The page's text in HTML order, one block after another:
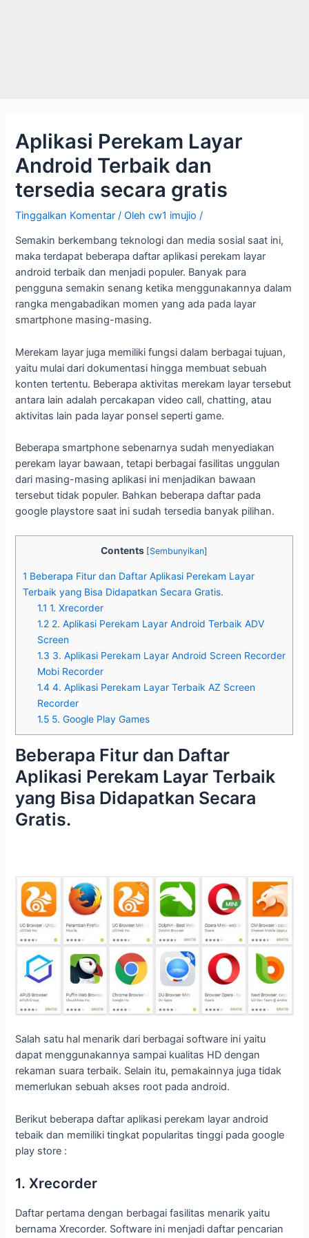
Aplikasi Perekam Layar
Android Terbaik dan
tersedia secara gratis
Tinggalkan Komentar / Olehcw1 imujio/
Semakin berkembang teknologi dan media sosial saat ini,
maka terdapat beberapa daftar aplikasi perekam layar
android terbaik dan menjadi populer. Banyak para
pengguna semakin senang ketika menggunakannya dalam
rangka mengabadikan momen yang ada pada layar
smartphone masing-masing.
Merekam layar juga memiliki fungsi dalam berbagai tujuan,
yaitu mulai dari dokumentasi hingga membuat sebuah
konten tertentu. Beberapa aktivitas merekam layar tersebut
antara lain adalah percakapan video call, chatting, atau
aktivitas lain pada layar ponsel seperti game.
Beberapa smartphone sebenarnya sudah menyediakan
perekam layar bawaan, tetapi berbagai fasilitas unggulan
dari masing-masing aplikasi ini menjadikan bawaan
tersebut tidak populer. Bahkan beberapa daftar pada
google playstore saat ini sudah tersedia banyak pilihan.
Contents [Sembunyikan]
1 Beberapa Fitur dan Daftar Aplikasi Perekam Layar
Terbaik yang Bisa Didapatkan Secara Gratis.
1.1 1. Xrecorder
1.2 2. Aplikasi Perekam Layar Android Terbaik ADV
Screen
1.3 3. Aplikasi Perekam Layar Android Screen Recorder
Mobi Recorder
1.4 4. Aplikasi Perekam Layar Terbaik AZ Screen
Recorder
1.5 5. Google Play Games
Beberapa Fitur dan Daftar
Aplikasi Perekam Layar Terbaik
yang Bisa Didapatkan Secara
Gratis.
Salah satu hal menarik dari berbagai software ini yaitu
dapat menggunakannya sampai kualitas HD dengan
rekaman suara terbaik. Selain itu, pemakainnya juga tidak
memerlukan sebuah akses root pada android.
Berikut beberapa daftar aplikasi perekam layar android
tebaik dan memiliki tingkat popularitas tinggi pada google
play store :
1. Xrecorder
Daftar pertama dengan berbagai fasilitas menarik yaitu
bernama Xrecorder. Software ini menjadi daftar pencarian